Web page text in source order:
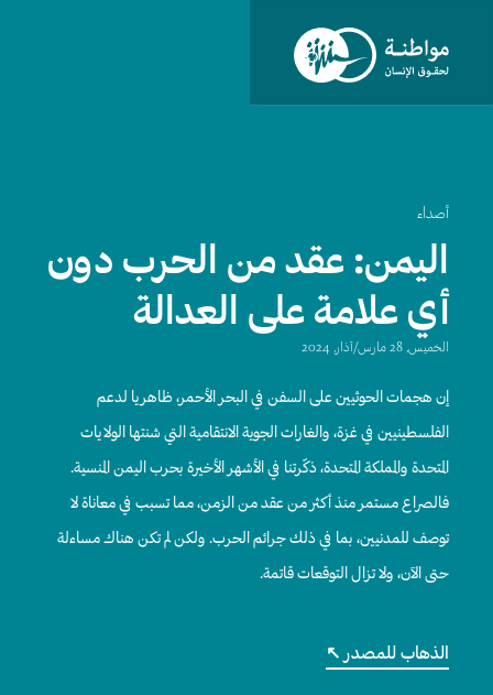
أصداء
اليمن: عقد من الحرب دون
أي علامة على العدالة
الخميس, 28 مارس/آذار, 2024
إن هجمات الحوثيين على السفن في البحر الأحمر، ظاهريا لدعم
الفلسطينيين في غزة، والغارات الجوية الانتقامية التي شنتها الولايات
المتحدة والمملكة المتحدة، ذكّرتنا في الأشهر الأخيرة بحرب اليمن المنسية.
فالصراع مستمر منذ أكثر من عقد من الزمن، مما تسبب في معاناة لا
توصف للمدنيين، بما في ذلك جرائم الحرب. ولكن لم تكن هناك مساءلة
حتى الآن، ولا تزال التوقعات قاتمة.
الذهاب للمصدر ↖︎